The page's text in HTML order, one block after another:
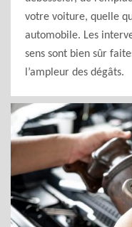
votre voiture, quelle
automobile. Les
sens sont bien sûr
l’ampleur des dégâts.